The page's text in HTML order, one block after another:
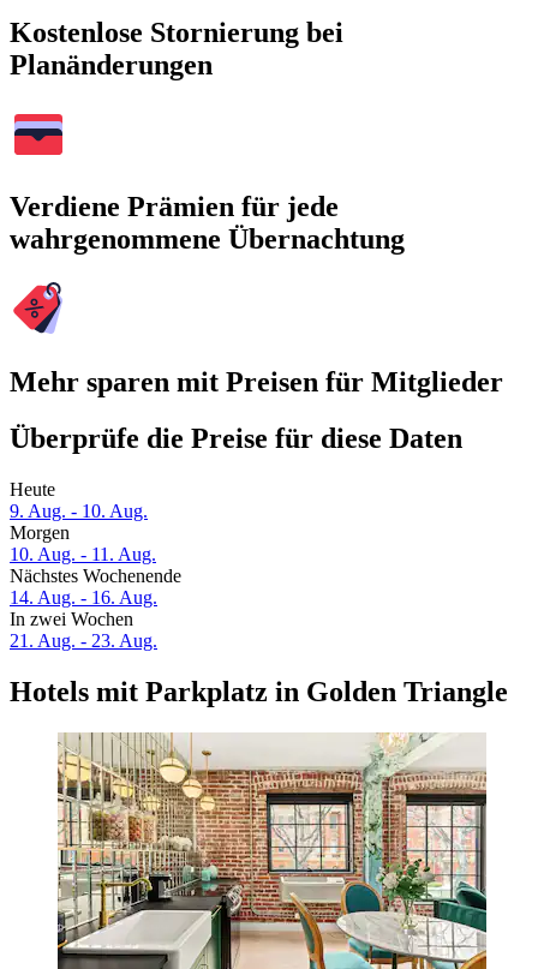
Kostenlose Stornierung bei
Planänderungen
Verdiene Prämien für jede
wahrgenommene Übernachtung
Mehr sparen mit Preisen für Mitglieder
Überprüfe die Preise für diese Daten
Heute
9. Aug. - 10. Aug.
Morgen
10. Aug. - 11. Aug.
Nächstes Wochenende
14. Aug. - 16. Aug.
In zwei Wochen
21. Aug. - 23. Aug.
Hotels mit Parkplatz in Golden Triangle